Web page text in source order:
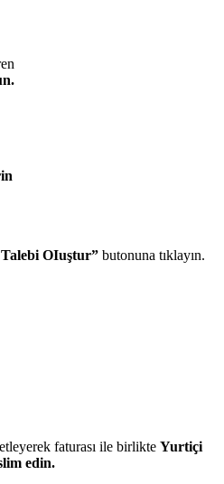
OIuştur” butonuna tıklayın.
faturası ile birlikte Yurtiçi
edin.